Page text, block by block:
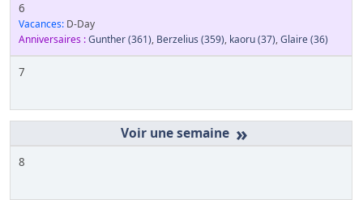
6
Vacances: D-Day
Anniversaires :Gunther(361), Berzelius (359), kaoru(37),Glaire(36)
7
»
8